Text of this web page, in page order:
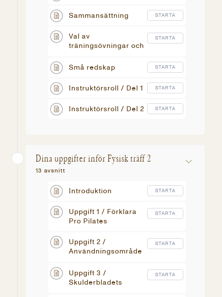
Sammansättning STARTA
Val av
träningsövningar och
STARTA
Små redskap STARTA
Instruktörsroll / Del 1 STARTA
Instruktörsroll / Del 2 STARTA
Dina uppgifter inför Fysisk träff 2
13 avsnitt
Introduktion STARTA
Uppgift 1 / Förklara
Pro Pilates
STARTA
Uppgift 2 /
Användningsområde
STARTA
Uppgift 3 /
Skulderbladets
STARTA